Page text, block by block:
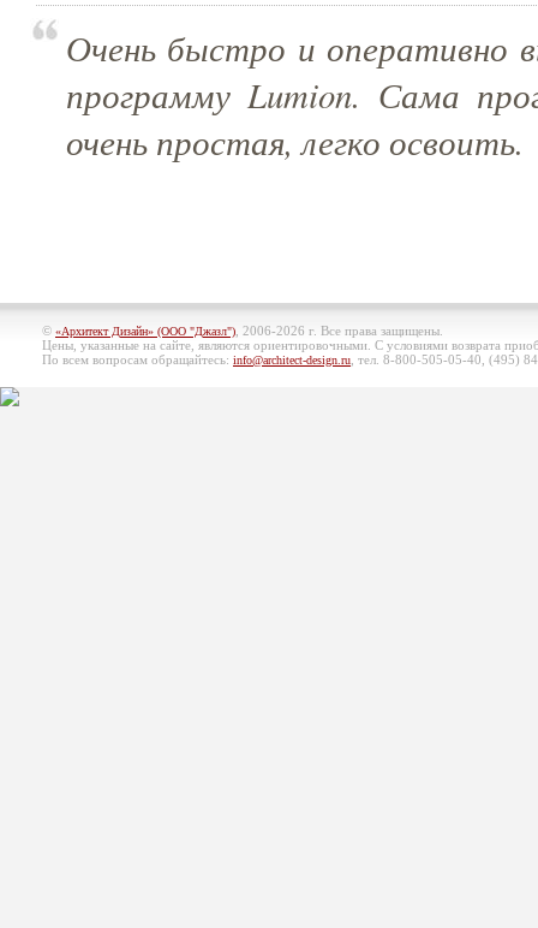
Очень быстро и оперативно
программу Lumion. Сама
очень простая, легко освоить.
© «Архитект Дизайн» (ООО "Джазл") , 2006-2026 г. Все права защищены.
Цены, указанные на сайте, являются ориентировочными. С условиями возврата
По всем вопросам обращайтесь: info@architect-design.ru , тел. 8-800-505-05-40, (495)